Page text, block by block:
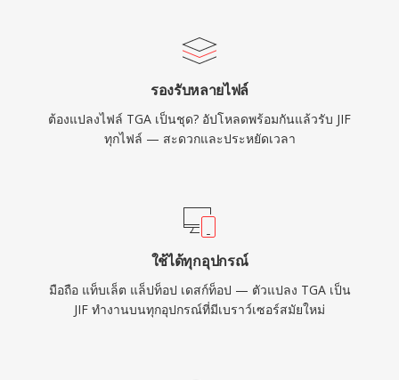
รองรับหลายไฟล์
ต้องแปลงไฟล์ TGA เป็นชุด? อัปโหลดพร้อมกันแล้วรับ JIF
ทุกไฟล์ — สะดวกและประหยัดเวลา
ใช้ได้ทุกอุปกรณ์
มือถือ แท็บเล็ต แล็ปท็อป เดสก์ท็อป — ตัวแปลง TGA เป็น
JIF ทำงานบนทุกอุปกรณ์ที่มีเบราว์เซอร์สมัยใหม่